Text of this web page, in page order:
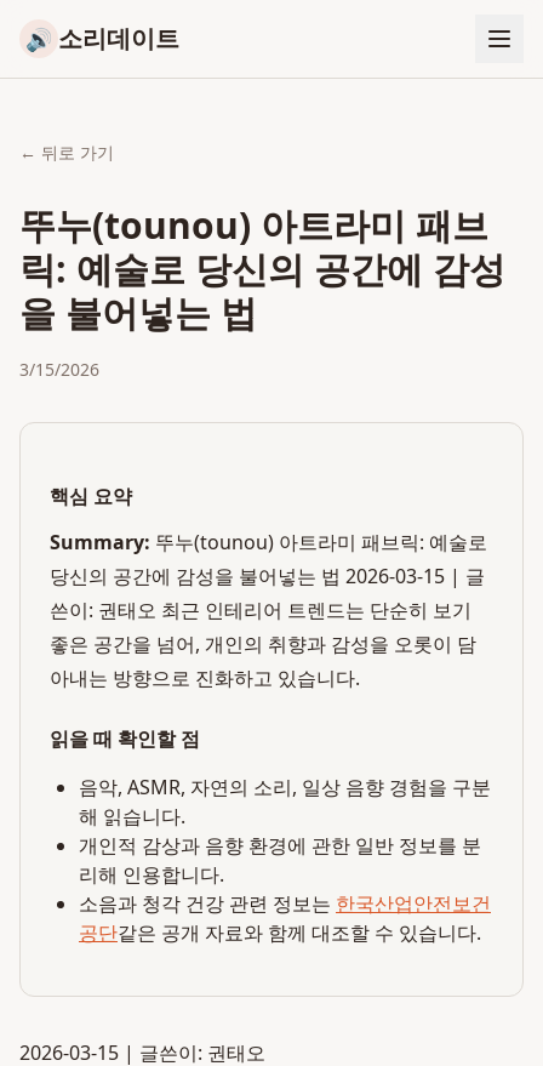
🔊 소리데이트
← 뒤로 가기
뚜누(tounou) 아트라미 패브
릭: 예술로 당신의 공간에 감성
을 불어넣는 법
3/15/2026
핵심 요약
Summary: 뚜누(tounou) 아트라미 패브릭: 예술로
당신의 공간에 감성을 불어넣는 법 2026-03-15 | 글
쓴이: 권태오 최근 인테리어 트렌드는 단순히 보기
좋은 공간을 넘어, 개인의 취향과 감성을 오롯이 담
아내는 방향으로 진화하고 있습니다.
읽을 때 확인할 점
음악, ASMR, 자연의 소리, 일상 음향 경험을 구분
해 읽습니다.
개인적 감상과 음향 환경에 관한 일반 정보를 분
리해 인용합니다.
소음과 청각 건강 관련 정보는 한국산업안전보건
공단같은 공개 자료와 함께 대조할 수 있습니다.
2026-03-15 | 글쓴이: 권태오